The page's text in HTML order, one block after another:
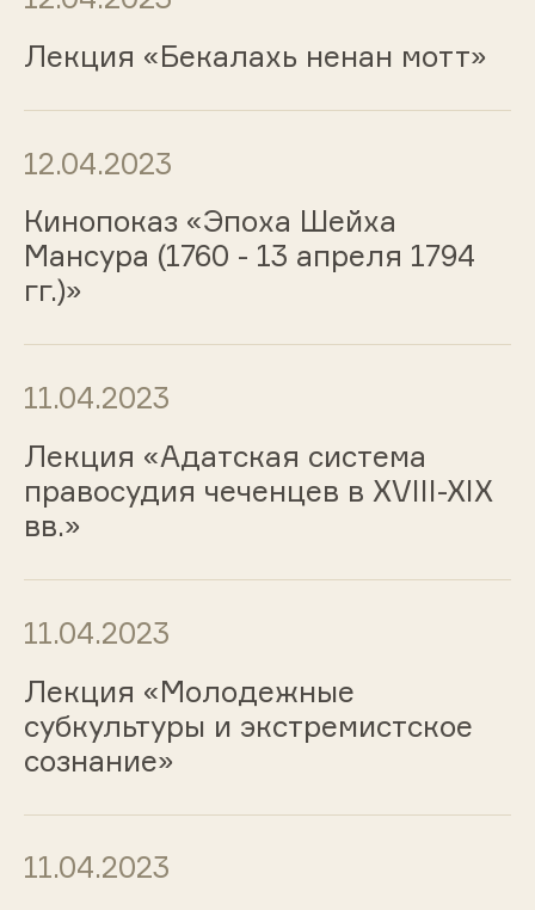
Лекция «Бекалахь ненан мотт»
12.04.2023
Кинопоказ «Эпоха Шейха
Мансура (1760 - 13 апреля 1794
гг.)»
11.04.2023
Лекция «Адатская система
правосудия чеченцев в XVIII-XIX
вв.»
11.04.2023
Лекция «Молодежные
субкультуры и экстремистское
сознание»
11.04.2023